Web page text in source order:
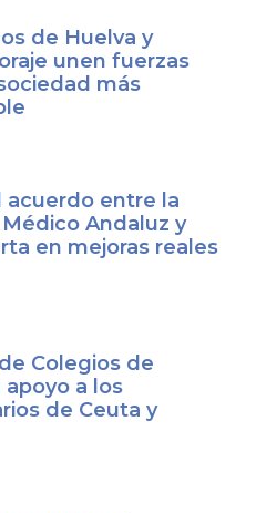
de Huelva y
unen fuerzas
más
acuerdo entre la
Andaluz y
en mejoras reales
Colegios de
a los
de Ceuta y